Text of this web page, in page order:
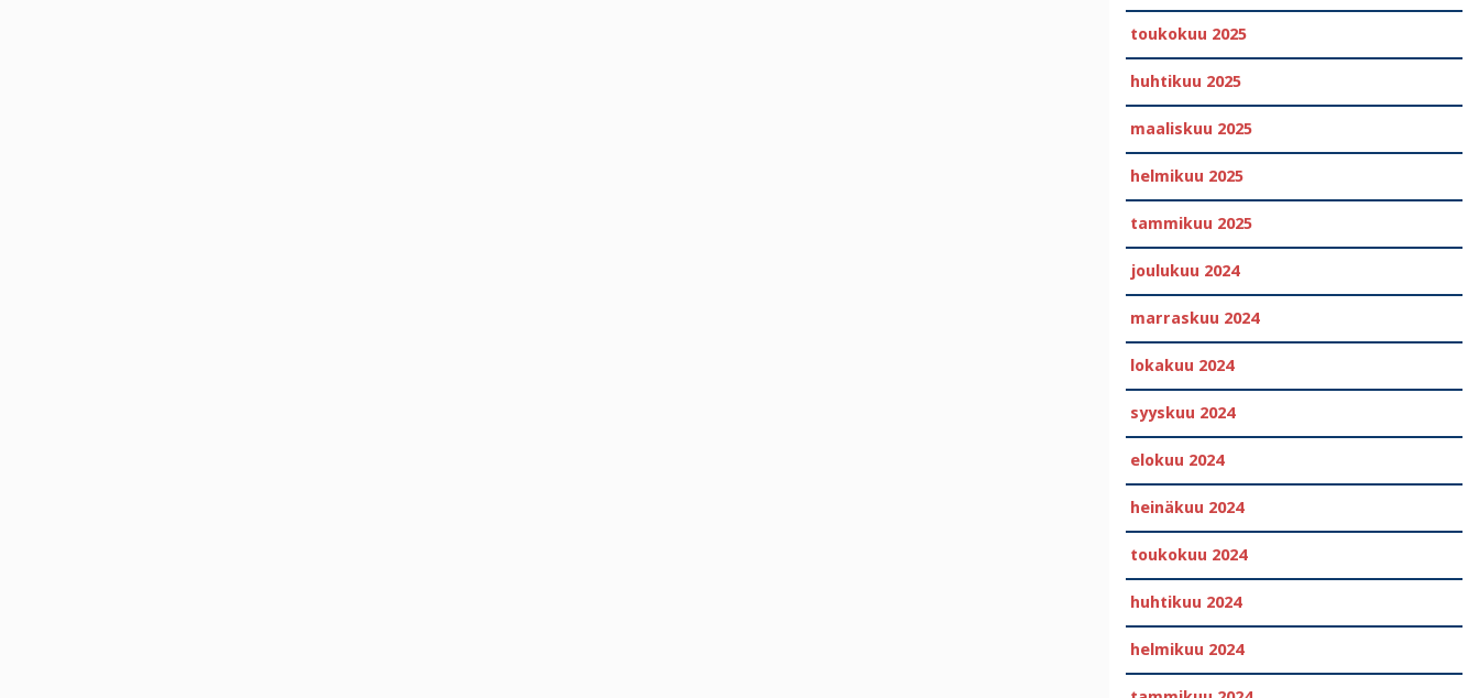
toukokuu 2025
huhtikuu 2025
maaliskuu 2025
helmikuu 2025
tammikuu 2025
joulukuu 2024
marraskuu 2024
lokakuu 2024
syyskuu 2024
elokuu 2024
heinäkuu 2024
toukokuu 2024
huhtikuu 2024
helmikuu 2024